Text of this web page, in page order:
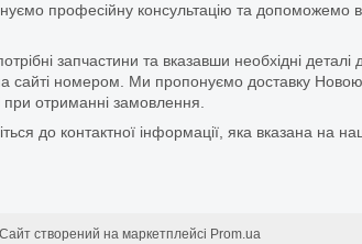
професійну консультацію та допоможемо
запчастини та вказавши необхідні
номером. Ми пропонуємо доставку
отриманні замовлення.
до контактної інформації, яка вказана на
Сайт створений на маркетплейсі Prom.ua